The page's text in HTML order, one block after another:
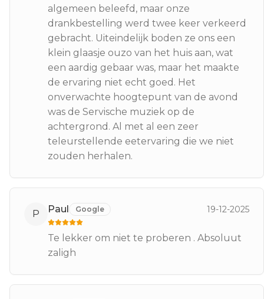
algemeen beleefd, maar onze
drankbestelling werd twee keer verkeerd
gebracht. Uiteindelijk boden ze ons een
klein glaasje ouzo van het huis aan, wat
een aardig gebaar was, maar het maakte
de ervaring niet echt goed. Het
onverwachte hoogtepunt van de avond
was de Servische muziek op de
achtergrond. Al met al een zeer
teleurstellende eetervaring die we niet
zouden herhalen.
P Paul Google 19-12-2025
Te lekker om niet te proberen . Absoluut
zaligh